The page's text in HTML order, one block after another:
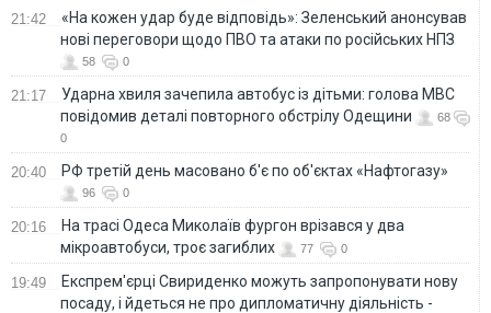
21:42
«На кожен удар буде відповідь»: Зеленський анонсував
нові переговори щодо ПВО та атаки по російських НПЗ
58 0
21:17
Ударна хвиля зачепила автобус із дітьми: голова МВС
повідомив деталі повторного обстрілу Одещини
68
0
20:40 РФ третій день масовано б'є по об'єктах «Нафтогазу»
96 0
20:16
На трасі Одеса Миколаїв фургон врізався у два
мікроавтобуси, троє загиблих
77 0
19:49
Експрем'єрці Свириденко можуть запропонувати нову
посаду, і йдеться не про дипломатичну діяльність -